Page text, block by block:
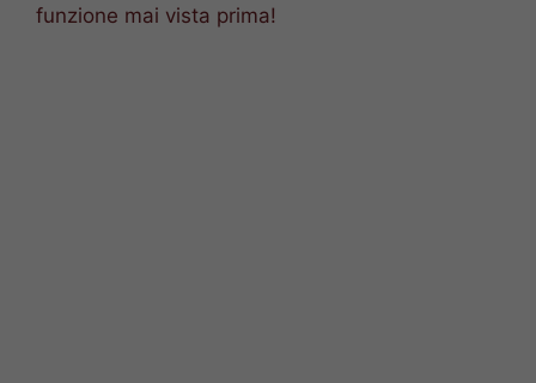
funzione mai vista prima!